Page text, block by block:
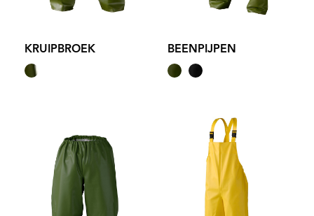
KRUIPBROEK BEENPIJPEN